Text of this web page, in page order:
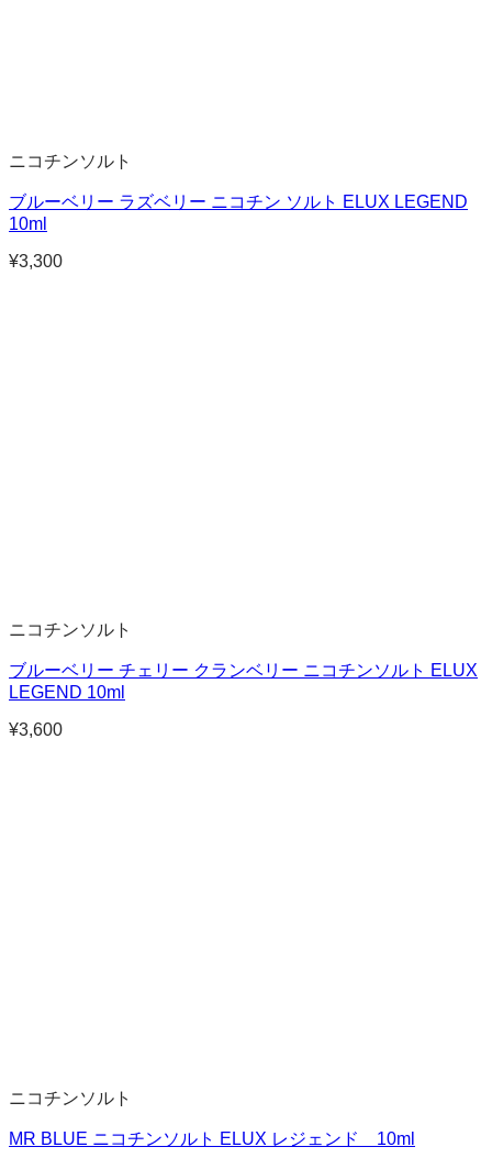
ニコチンソルト
ブルーベリー ラズベリー ニコチン ソルト ELUX LEGEND
10ml
¥3,300
ニコチンソルト
ブルーベリー チェリー クランベリー ニコチンソルト ELUX
LEGEND 10ml
¥3,600
ニコチンソルト
MR BLUE ニコチンソルト ELUX レジェンド 10ml